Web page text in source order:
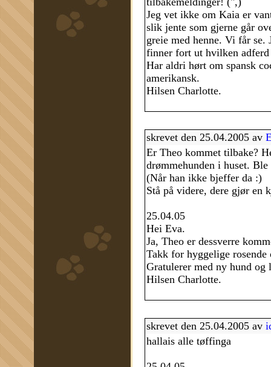
Jeg vet ikke om Kaia er
slik jente som gjerne går
greie med henne. Vi får se.
finner fort ut hvilken adferd
Har aldri hørt om spansk
amerikansk.
Hilsen Charlotte.
skrevet den 25.04.2005 av
Er Theo kommet tilbake?
drømmehunden i huset.
(Når han ikke bjeffer da :)
Stå på videre, dere gjør en
25.04.05
Hei Eva.
Ja, Theo er dessverre
Takk for hyggelige
Gratulerer med ny hund
Hilsen Charlotte.
skrevet den 25.04.2005 av
hallais alle tøffinga